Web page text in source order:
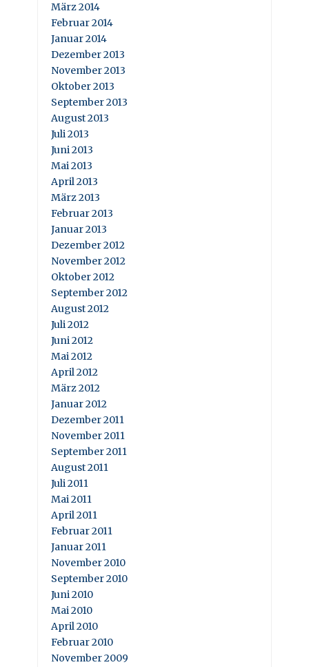
März 2014
Februar 2014
Januar 2014
Dezember 2013
November 2013
Oktober 2013
September 2013
August 2013
Juli 2013
Juni 2013
Mai 2013
April 2013
März 2013
Februar 2013
Januar 2013
Dezember 2012
November 2012
Oktober 2012
September 2012
August 2012
Juli 2012
Juni 2012
Mai 2012
April 2012
März 2012
Januar 2012
Dezember 2011
November 2011
September 2011
August 2011
Juli 2011
Mai 2011
April 2011
Februar 2011
Januar 2011
November 2010
September 2010
Juni 2010
Mai 2010
April 2010
Februar 2010
November 2009